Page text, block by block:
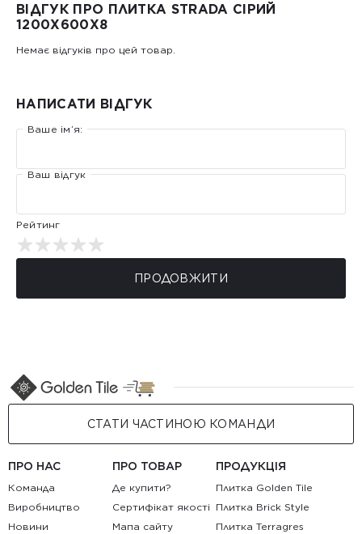
ВІДГУК ПРО ПЛИТКА STRADA СІРИЙ
1200Х600Х8
Немає відгуків про цей товар.
НАПИСАТИ ВІДГУК
Ваше ім’я:
Ваш відгук
Рейтинг
ПРОДОВЖИТИ
СТАТИ ЧАСТИНОЮ КОМАНДИ
ПРО НАС
Команда
Виробництво
Новини
ПРО ТОВАР
Де купити?
Сертифікат якості
Мапа сайту
ПРОДУКЦІЯ
Плитка Golden Tile
Плитка Brick Style
Плитка Terragres